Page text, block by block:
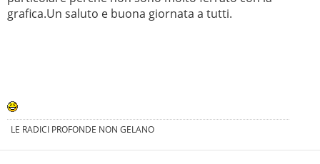
grafica.Un saluto e buona giornata a tutti.
LE RADICI PROFONDE NON GELANO